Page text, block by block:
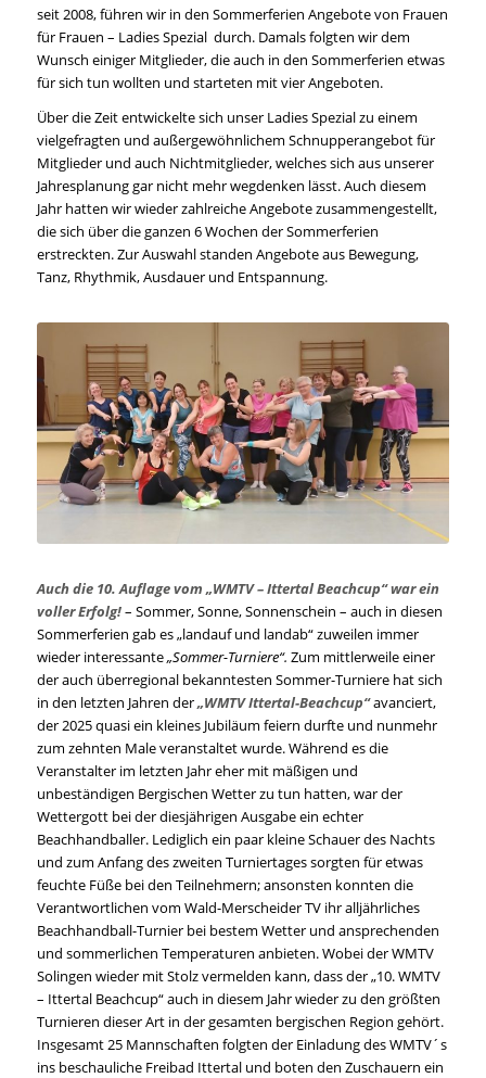
seit 2008, führen wir in den Sommerferien Angebote von Frauen
für Frauen – Ladies Spezial ­ durch. Damals folgten wir dem
Wunsch einiger Mitglieder, die auch in den Sommerferien etwas
für sich tun wollten und starteten mit vier Angeboten.
Über die Zeit entwickelte sich unser Ladies Spezial zu einem
vielgefragten und außergewöhnlichem Schnupperangebot für
Mitglieder und auch Nichtmitglieder, welches sich aus unserer
Jahresplanung gar nicht mehr wegdenken lässt. Auch diesem
Jahr hatten wir wieder zahlreiche Angebote zusammengestellt,
die sich über die ganzen 6 Wochen der Sommerferien
erstreckten. Zur Auswahl standen Angebote aus Bewegung,
Tanz, Rhythmik, Ausdauer und Entspannung.
Auch die 10. Auflage vom „WMTV – Ittertal Beachcup“ war ein
voller Erfolg!– Sommer, Sonne, Sonnenschein – auch in diesen
Sommerferien gab es „landauf und landab“ zuweilen immer
wieder interessante„Sommer-Turniere“. Zum mittlerweile einer
der auch überregional bekanntesten Sommer-Turniere hat sich
in den letzten Jahren der„WMTV Ittertal-Beachcup“avanciert,
der 2025 quasi ein kleines Jubiläum feiern durfte und nunmehr
zum zehnten Male veranstaltet wurde. Während es die
Veranstalter im letzten Jahr eher mit mäßigen und
unbeständigen Bergischen Wetter zu tun hatten, war der
Wettergott bei der diesjährigen Ausgabe ein echter
Beachhandballer. Lediglich ein paar kleine Schauer des Nachts
und zum Anfang des zweiten Turniertages sorgten für etwas
feuchte Füße bei den Teilnehmern; ansonsten konnten die
Verantwortlichen vom Wald-Merscheider TV ihr alljährliches
Beachhandball-Turnier bei bestem Wetter und ansprechenden
und sommerlichen Temperaturen anbieten. Wobei der WMTV
Solingen wieder mit Stolz vermelden kann, dass der „10. WMTV
– Ittertal Beachcup“ auch in diesem Jahr wieder zu den größten
Turnieren dieser Art in der gesamten bergischen Region gehört.
Insgesamt 25 Mannschaften folgten der Einladung des WMTV´s
ins beschauliche Freibad Ittertal und boten den Zuschauern ein